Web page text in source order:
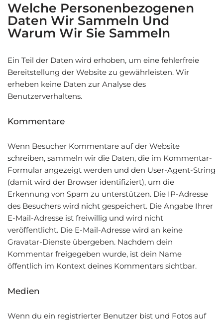
Welche Personenbezogenen
Daten Wir Sammeln Und
Warum Wir Sie Sammeln
Ein Teil der Daten wird erhoben, um eine fehlerfreie
Bereitstellung der Website zu gewährleisten. Wir
erheben keine Daten zur Analyse des
Benutzerverhaltens.
Kommentare
Wenn Besucher Kommentare auf der Website
schreiben, sammeln wir die Daten, die im Kommentar-
Formular angezeigt werden und den User-Agent-String
(damit wird der Browser identifiziert), um die
Erkennung von Spam zu unterstützen. Die IP-Adresse
des Besuchers wird nicht gespeichert. Die Angabe Ihrer
E-Mail-Adresse ist freiwillig und wird nicht
veröffentlicht. Die E-Mail-Adresse wird an keine
Gravatar-Dienste übergeben. Nachdem dein
Kommentar freigegeben wurde, ist dein Name
öffentlich im Kontext deines Kommentars sichtbar.
Medien
Wenn du ein registrierter Benutzer bist und Fotos auf